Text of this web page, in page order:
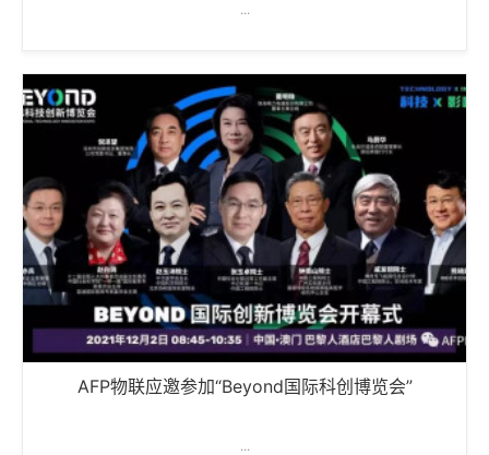
...
AFP物联应邀参加“Beyond国际科创博览会”
...